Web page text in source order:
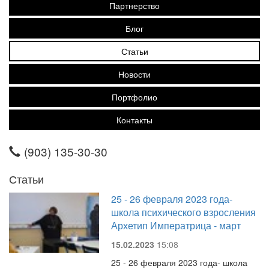
Партнерство
Блог
Статьи
Новости
Портфолио
Контакты
(903) 135-30-30
Статьи
25 - 26 февраля 2023 года-
школа психического взросления
Архетип Императрица - март
15.02.2023 15:08
25 - 26 февраля 2023 года- школа